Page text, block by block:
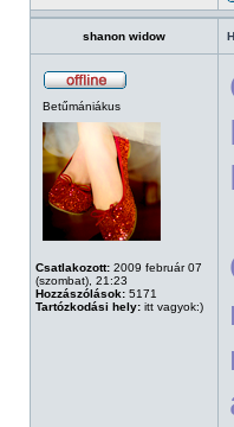
shanon widow
Betűmániákus
Csatlakozott: 2009 február 07
(szombat), 21:23
Hozzászólások: 5171
Tartózkodási hely: itt vagyok:)